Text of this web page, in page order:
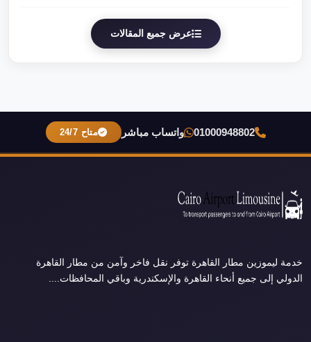
عرض جميع المقالات
01000948802 واتساب مباشر متاح 24/7
خدمة ليموزين مطار القاهرة توفر نقل فاخر وآمن من مطار القاهرة
الدولي إلى جميع أنحاء القاهرة والإسكندرية وباقي المحافظات....